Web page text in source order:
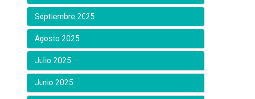
Septiembre 2025
Agosto 2025
Julio 2025
Junio 2025